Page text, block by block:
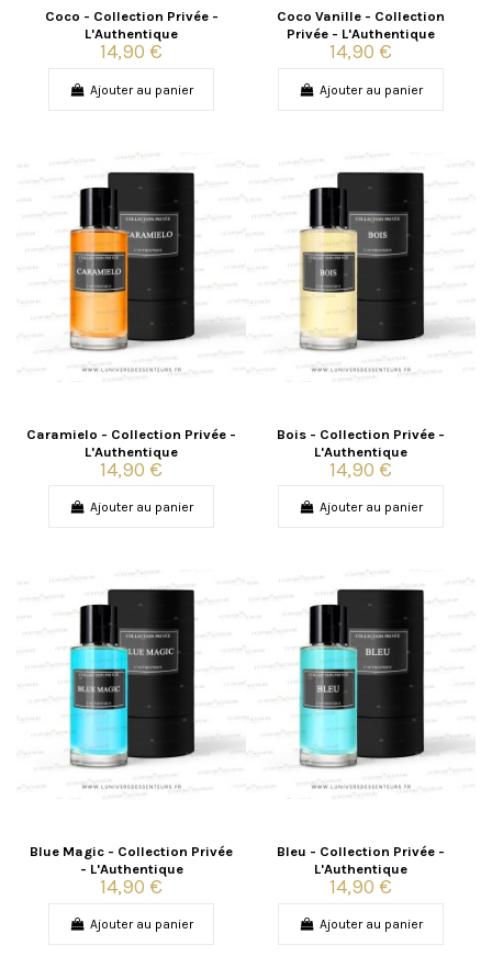
Coco - Collection Privée -
L'Authentique
14,90 €
Ajouter au panier
Coco Vanille - Collection
Privée - L'Authentique
14,90 €
Ajouter au panier
Caramielo - Collection Privée -
L'Authentique
14,90 €
Ajouter au panier
Bois - Collection Privée -
L'Authentique
14,90 €
Ajouter au panier
Blue Magic - Collection Privée
- L'Authentique
14,90 €
Ajouter au panier
Bleu - Collection Privée -
L'Authentique
14,90 €
Ajouter au panier